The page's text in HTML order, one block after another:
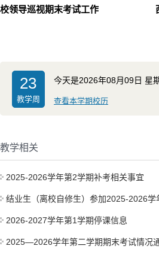
校领导巡视期末考试工作
23
教学周
今天是2026年08月09日 星
查看本学期校历
教学相关
2025-2026学年第2学期补考相关事宜
2026-2027学年第1学期停课信息
2025—2026学年第二学期期末考试情况通